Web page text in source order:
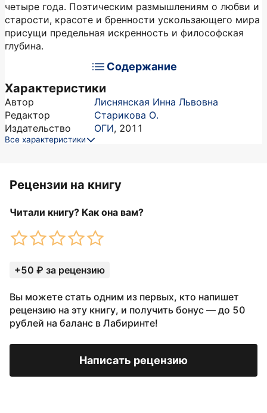
четыре года. Поэтическим размышлениям о любви и
старости, красоте и бренности ускользающего мира
присущи предельная искренность и философская
глубина.
Содержание
Характеристики
Автор
Лиснянская Инна Львовна
Редактор
Старикова О.
Издательство
ОГИ, 2011
Все характеристики
Рецензии на книгу
Читали книгу? Как она вам?
+50 ₽ за рецензию
Вы можете стать одним из первых, кто напишет
рецензию на эту книгу, и получить бонус — до 50
рублей на баланс в Лабиринте!
Написать рецензию